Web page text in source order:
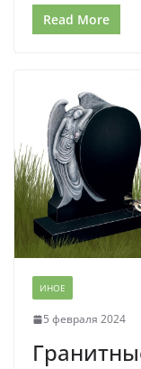
Read More
ИНОЕ
5 февраля 2024